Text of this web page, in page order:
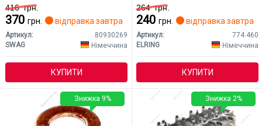
416грн.
370 грн. відправка завтра
Артикул:
80930269
SWAG
Німеччина
КУПИТИ
264грн.
240 грн. відправка завтра
Артикул:
774.460
ELRING
Німеччина
КУПИТИ
Знижка 9% Знижка 2%